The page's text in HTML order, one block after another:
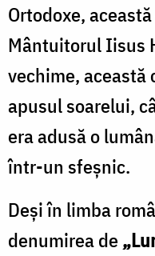
Ortodoxe,
Mântuitorul Iisus
vechime, această
apusul soarelui,
era adusă o
într-un sfeșnic.
Deși în limba
denumirea de